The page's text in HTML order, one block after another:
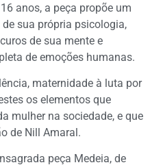
anos, a peça propõe um
sua própria psicologia,
de sua mente e
de emoções humanas.
maternidade à luta por
os elementos que
mulher na sociedade, e que
de Nill Amaral.
peça Medeia, de